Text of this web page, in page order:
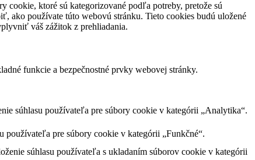
cookie, ktoré sú kategorizované podľa potreby, pretože sú
ako používate túto webovú stránku. Tieto cookies budú uložené
váš zážitok z prehliadania.
funkcie a bezpečnostné prvky webovej stránky.
súhlasu používateľa pre súbory cookie v kategórii „Analytika“.
používateľa pre súbory cookie v kategórii „Funkčné“.
súhlasu používateľa s ukladaním súborov cookie v kategórii